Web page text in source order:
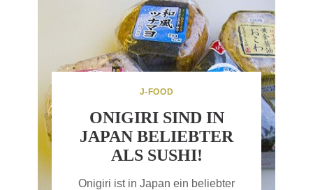
J-FOOD
ONIGIRI SIND IN
JAPAN BELIEBTER
ALS SUSHI!
Onigiri ist in Japan ein beliebter